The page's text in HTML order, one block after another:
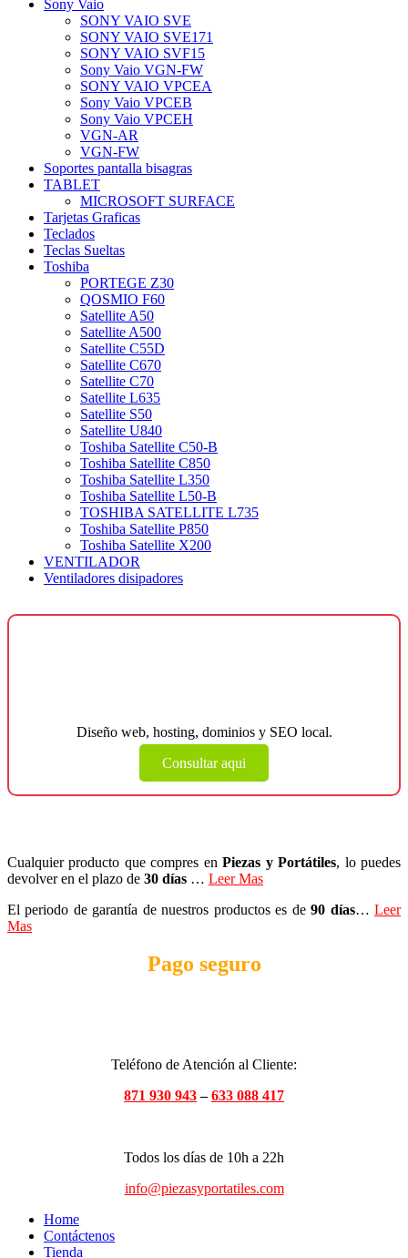
Sony Vaio
SONY VAIO SVE
SONY VAIO SVE171
SONY VAIO SVF15
Sony Vaio VGN-FW
SONY VAIO VPCEA
Sony Vaio VPCEB
Sony Vaio VPCEH
VGN-AR
VGN-FW
Soportes pantalla bisagras
TABLET
MICROSOFT SURFACE
Tarjetas Graficas
Teclados
Teclas Sueltas
Toshiba
PORTEGE Z30
QOSMIO F60
Satellite A50
Satellite A500
Satellite C55D
Satellite C670
Satellite C70
Satellite L635
Satellite S50
Satellite U840
Toshiba Satellite C50-B
Toshiba Satellite C850
Toshiba Satellite L350
Toshiba Satellite L50-B
TOSHIBA SATELLITE L735
Toshiba Satellite P850
Toshiba Satellite X200
VENTILADOR
Ventiladores disipadores
Diseño web, hosting, dominios y SEO local.
Consultar aqui
Cualquier producto que compres enPiezas y Portátiles, lo puedes
devolver en el plazo de 30 días … Leer Mas
El periodo de garantía de nuestros productos es de90 días…Leer
Mas
Pago seguro
Teléfono de Atención al Cliente:
871 930 943–633 088 417
Todos los días de 10h a 22h
info@piezasyportatiles.com
Home
Contáctenos
Tienda